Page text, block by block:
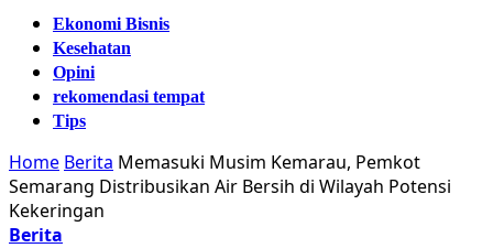
Ekonomi Bisnis
Kesehatan
Opini
rekomendasi tempat
Tips
Home Berita Memasuki Musim Kemarau, Pemkot
Semarang Distribusikan Air Bersih di Wilayah Potensi
Kekeringan
Berita